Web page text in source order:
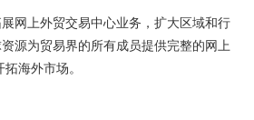
网上外贸交易中心业务，扩大区域和行
源为贸易界的所有成员提供完整的网上
海外市场。